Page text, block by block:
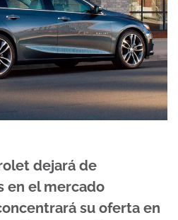
dejará de
en el mercado
su oferta en